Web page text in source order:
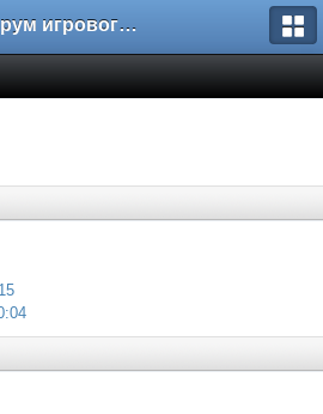
Форум игрового проекта Riverrise